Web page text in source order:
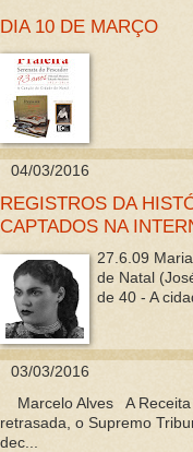
DIA 10 DE MARÇO
04/03/2016
REGISTROS DA
CAPTADOS NA
27.6.09
de Natal
de 40 - A
03/03/2016
Marcelo Alves A
retrasada, o Supremo
dec...